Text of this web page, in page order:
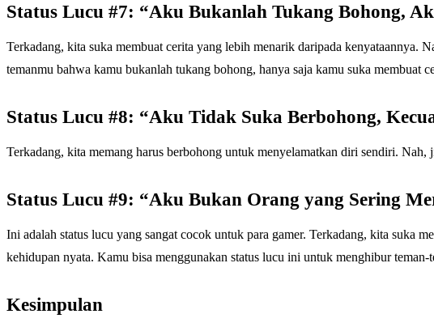
Status Lucu #7: “Aku Bukanlah Tukang Bohong,
Terkadang, kita suka membuat cerita yang lebih menarik daripada kenyataannya.
temanmu bahwa kamu bukanlah tukang bohong, hanya saja kamu suka membuat
Status Lucu #8: “Aku Tidak Suka Berbohong,
Terkadang, kita memang harus berbohong untuk menyelamatkan diri sendiri.
Status Lucu #9: “Aku Bukan Orang yang Sering
Ini adalah status lucu yang sangat cocok untuk para gamer. Terkadang, kita suka
kehidupan nyata. Kamu bisa menggunakan status lucu ini untuk menghibur
Kesimpulan